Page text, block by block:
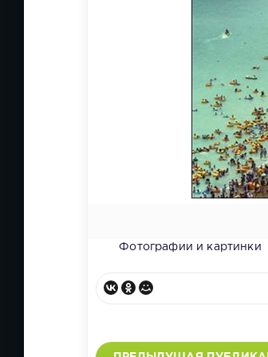
Фотографии и картинки